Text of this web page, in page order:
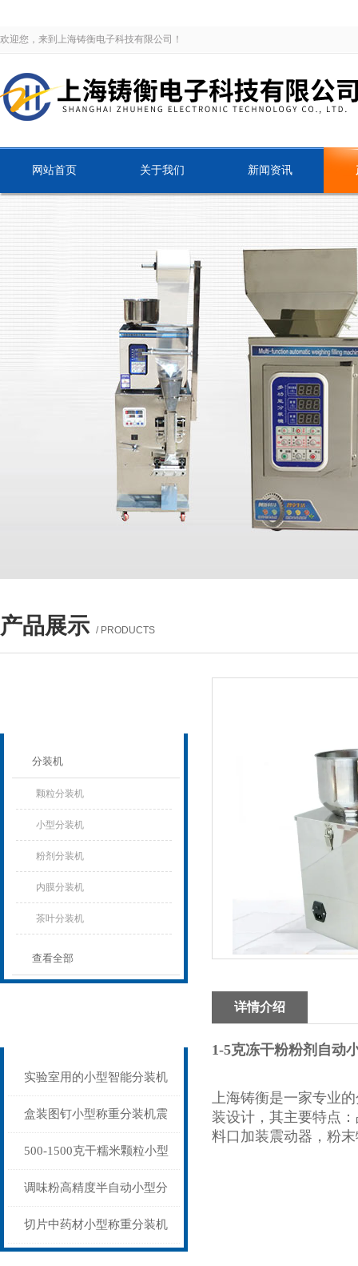
欢迎您，来到上海铸衡电子科技有限公司！
网站首页 关于我们 新闻资讯
产品展示 / PRODUCTS
分装机
颗粒分装机
小型分装机
粉剂分装机
内膜分装机
茶叶分装机
查看全部
实验室用的小型智能分装机
1-20克厂家价格
盒装图钉小型称重分装机震
动下料
500-1500克干糯米颗粒小型
分装机袋装人工接料
调味粉高精度半自动小型分
装机厂家现货
切片中药材小型称重分装机
详情介绍
1-5克冻干粉粉剂自动
上海铸衡是一家专业
装设计，其主要特点
料口加装震动器，粉